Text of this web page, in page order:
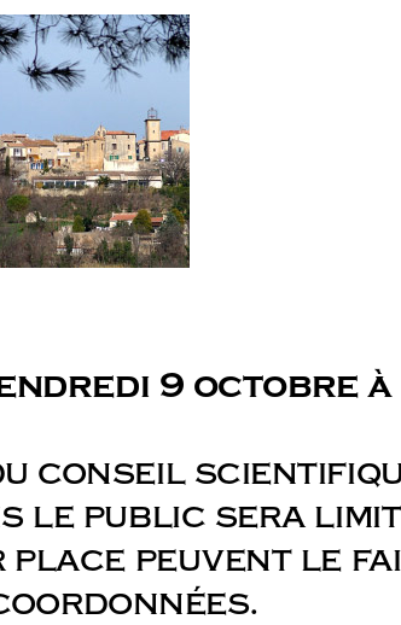
9 octobre à
conseil
le public sera
peuvent le